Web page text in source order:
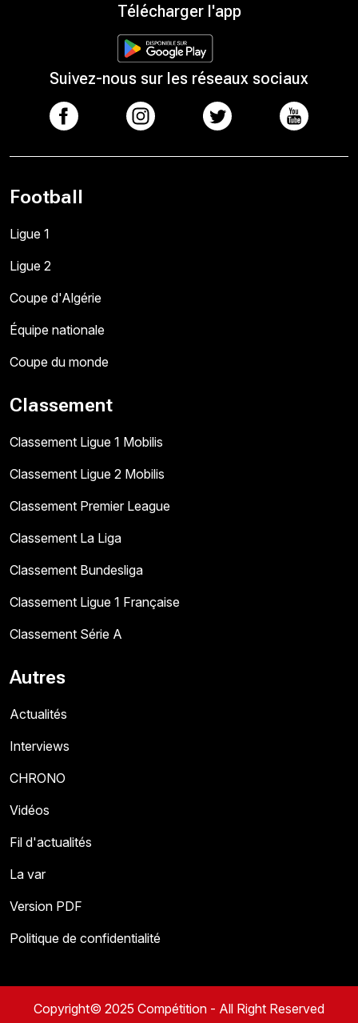
Télécharger l'app
Suivez-nous sur les réseaux sociaux
Football
Ligue 1
Ligue 2
Coupe d'Algérie
Équipe nationale
Coupe du monde
Classement
Classement Ligue 1 Mobilis
Classement Ligue 2 Mobilis
Classement Premier League
Classement La Liga
Classement Bundesliga
Classement Ligue 1 Française
Classement Série A
Autres
Actualités
Interviews
CHRONO
Vidéos
Fil d'actualités
La var
Version PDF
Politique de confidentialité
Copyright© 2025 Compétition - All Right Reserved